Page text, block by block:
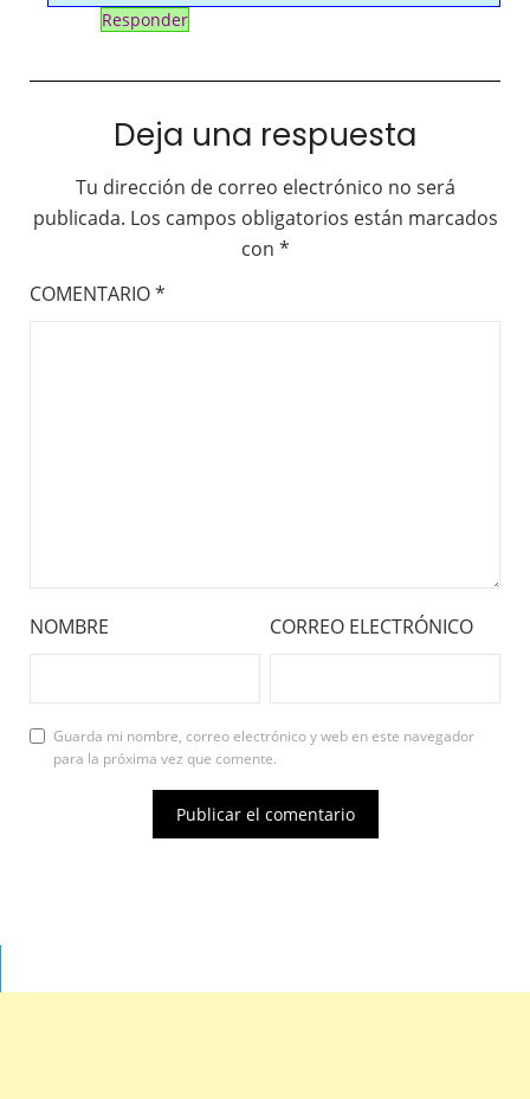
Responder
Deja una respuesta
Tu dirección de correo electrónico no será
publicada. Los campos obligatorios están marcados
con *
COMENTARIO*
NOMBRE CORREO ELECTRÓNICO
Guarda mi nombre, correo electrónico y web en este navegador
para la próxima vez que comente.